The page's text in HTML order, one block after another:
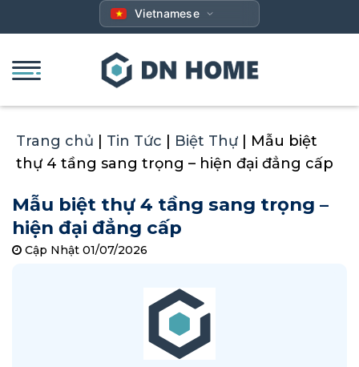
qua
dung
Vietnamese
Trang chủ Tin Tức Biệt Thự
Mẫu biệt
thự 4 tầng sang trọng – hiện đại đẳng cấp
Mẫu biệt thự 4 tầng sang trọng –
hiện đại đẳng cấp
Cập Nhật 01/07/2026